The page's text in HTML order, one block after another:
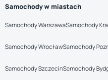
Samochody w miastach
Samochody WarszawaSamochody
Samochody WrocławSamochody
Samochody SzczecinSamochody